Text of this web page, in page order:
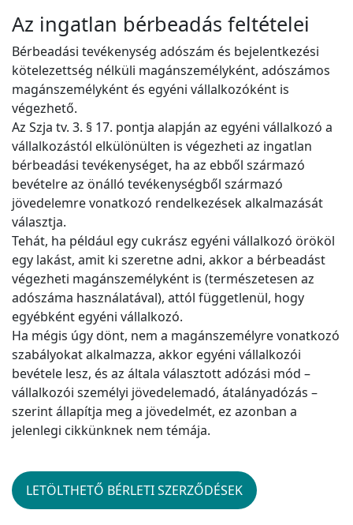
Az ingatlan bérbeadás feltételei
Bérbeadási tevékenység adószám és bejelentkezési
kötelezettség nélküli magánszemélyként, adószámos
magánszemélyként és egyéni vállalkozóként is
végezhető.
Az Szja tv. 3. § 17. pontja alapján az egyéni vállalkozó a
vállalkozástól elkülönülten is végezheti az ingatlan
bérbeadási tevékenységet, ha az ebből származó
bevételre az önálló tevékenységből származó
jövedelemre vonatkozó rendelkezések alkalmazását
választja.
Tehát, ha például egy cukrász egyéni vállalkozó örököl
egy lakást, amit ki szeretne adni, akkor a bérbeadást
végezheti magánszemélyként is (természetesen az
adószáma használatával), attól függetlenül, hogy
egyébként egyéni vállalkozó.
Ha mégis úgy dönt, nem a magánszemélyre vonatkozó
szabályokat alkalmazza, akkor egyéni vállalkozói
bevétele lesz, és az általa választott adózási mód –
vállalkozói személyi jövedelemadó, átalányadózás –
szerint állapítja meg a jövedelmét, ez azonban a
jelenlegi cikkünknek nem témája.
LETÖLTHETŐ BÉRLETI SZERZŐDÉSEK